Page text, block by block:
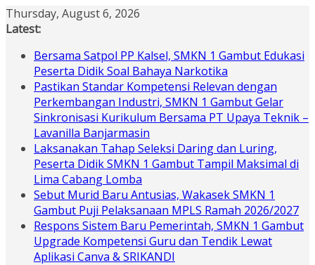
Skip
to
Thursday, August 6, 2026
Latest:
Bersama Satpol PP Kalsel, SMKN 1 Gambut Edukasi
Peserta Didik Soal Bahaya Narkotika
Pastikan Standar Kompetensi Relevan dengan
Perkembangan Industri, SMKN 1 Gambut Gelar
Sinkronisasi Kurikulum Bersama PT Upaya Teknik –
Lavanilla Banjarmasin
Laksanakan Tahap Seleksi Daring dan Luring,
Peserta Didik SMKN 1 Gambut Tampil Maksimal di
Lima Cabang Lomba
Sebut Murid Baru Antusias, Wakasek SMKN 1
Gambut Puji Pelaksanaan MPLS Ramah 2026/2027
Respons Sistem Baru Pemerintah, SMKN 1 Gambut
Upgrade Kompetensi Guru dan Tendik Lewat
Aplikasi Canva & SRIKANDI